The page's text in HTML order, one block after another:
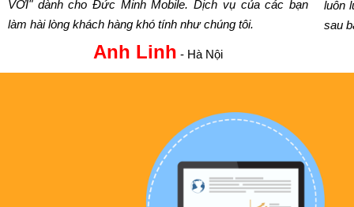
VỜI" dành cho Đức Minh Mobile. Dịch vụ của các bạn
làm hài lòng khách hàng khó tính như chúng tôi.
Anh Linh - Hà Nội
luôn
sau